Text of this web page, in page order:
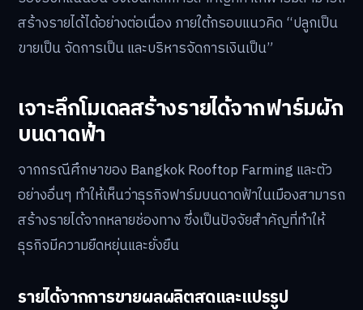
สร้างรายได้ได้อย่างต่อเนื่อง ภายใต้กรอบแนวคิด “ปลูกเป็น
ขายเป็น จัดการเป็น และบริหารจัดการเงินเป็น”
เจาะลึกโมเดลสร้างรายได้จากฟาร์มผัก
บนดาดฟ้า
จากกรณีศึกษาของ Bangkok Rooftop Farming และตัว
อย่างอื่นๆ ทำให้เห็นว่าธุรกิจฟาร์มบนดาดฟ้าในเมืองสามารถ
สร้างรายได้จากหลายช่องทาง ซึ่งเป็นปัจจัยสำคัญที่ทำให้
ธุรกิจมีความยืดหยุ่นและยั่งยืน
รายได้จากการขายผลผลิตสดและแปรรูป